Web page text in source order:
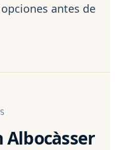
antes de
Albocàsser